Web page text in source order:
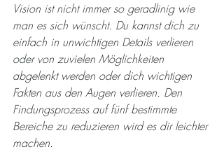
Vision ist nicht immer so geradlinig wie
man es sich wünscht. Du kannst dich zu
einfach in unwichtigen Details verlieren
oder von zuvielen Möglichkeiten
abgelenkt werden oder dich wichtigen
Fakten aus den Augen verlieren. Den
Findungsprozess auf fünf bestimmte
Bereiche zu reduzieren wird es dir leichter
machen.